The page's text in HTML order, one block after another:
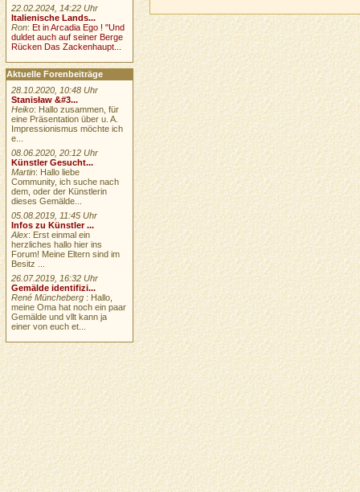
22.02.2024, 14:22 Uhr
Italienische Lands...
Ron:Et in Arcadia Ego ! "Und
duldet auch auf seiner Berge
Rücken Das Zackenhaupt...
Aktuelle Forenbeiträge
28.10.2020, 10:48 Uhr
Stanisław &#3...
Heiko: Hallo zusammen, für
eine Präsentation über u. A.
Impressionismus möchte ich
e...
08.06.2020, 20:12 Uhr
Künstler Gesucht...
Martin: Hallo liebe
Community, ich suche nach
dem, oder der Künstlerin
dieses Gemälde...
05.08.2019, 11:45 Uhr
Infos zu Künstler ...
Alex: Erst einmal ein
herzliches hallo hier ins
Forum! Meine Eltern sind im
Besitz ...
26.07.2019, 16:32 Uhr
Gemälde identifizi...
René Müncheberg : Hallo,
meine Oma hat noch ein paar
Gemälde und vllt kann ja
einer von euch et...